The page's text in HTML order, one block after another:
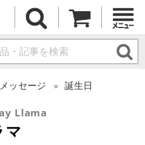
メッセージ 誕生日
Llama